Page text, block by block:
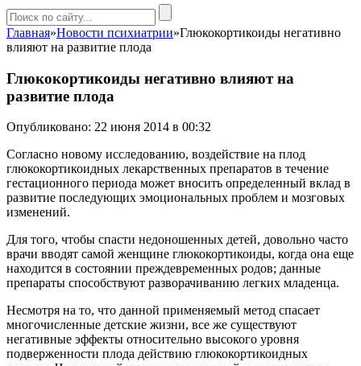
Главная»Новости психиатрии»Глюкокортикоиды негативно
влияют на развитие плода
Глюкокортикоиды негативно влияют на
развитие плода
Опубликовано: 22 июня 2014 в 00:32
Согласно новому исследованию, воздействие на плод
глюкокортикоидных лекарственных препаратов в течение
гестационного периода может вносить определенный вклад в
развитие последующих эмоциональных проблем и мозговых
изменений.
Для того, чтобы спасти недоношенных детей, довольно часто
врачи вводят самой женщине глюкокортикоиды, когда она еще
находится в состоянии преждевременных родов; данные
препараты способствуют разворачиванию легких младенца.
Несмотря на то, что данной применяемый метод спасает
многочисленные детские жизни, все же существуют
негативные эффекты относительно высокого уровня
подверженности плода действию глюкокортикоидных